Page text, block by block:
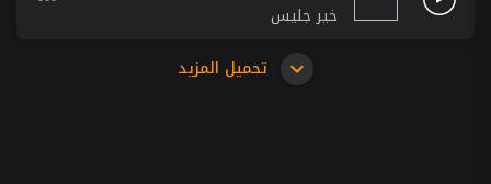
خير جليس
تحميل المزيد